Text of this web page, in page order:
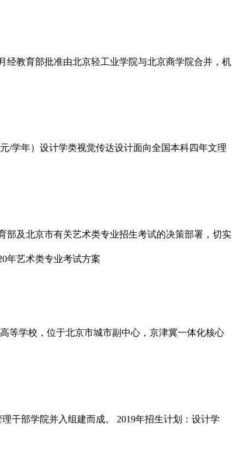
经教育部批准由北京轻工业学院与北京商学院合并，机
/学年）设计学类视觉传达设计面向全国本科四年文理
部及北京市有关艺术类专业招生考试的决策部署，切实
等学校，位于北京市城市副中心，京津冀一体化核心
干部学院并入组建而成。 2019年招生计划：设计学